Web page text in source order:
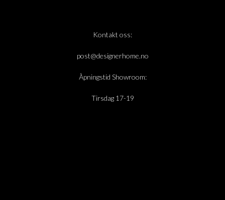
Kontakt oss:
post@designerhome.no
Åpningstid Showroom:
Tirsdag 17-19